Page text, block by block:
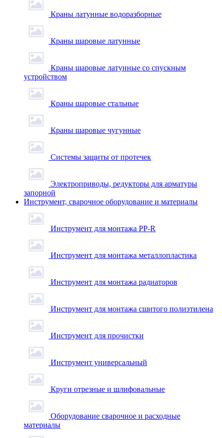
Краны латунные водоразборные
Краны шаровые латунные
Краны шаровые латунные со спускным
устройством
Краны шаровые стальные
Краны шаровые чугунные
Системы защиты от протечек
Электроприводы, редукторы для арматуры
запорной
Инструмент, сварочное оборудование и материалы
Инструмент для монтажа PP-R
Инструмент для монтажа металлопластика
Инструмент для монтажа радиаторов
Инструмент для монтажа сшитого полиэтилена
Инструмент для прочистки
Инструмент универсальный
Круги отрезные и шлифовальные
Оборудование сварочное и расходные
материалы